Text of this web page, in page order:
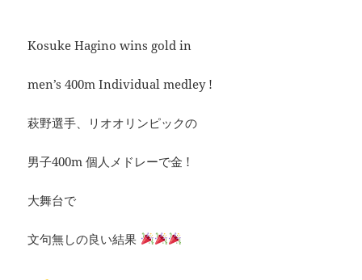
Kosuke Hagino wins gold in
men’s 400m Individual medley !
萩野選手、リオオリンピックの
男子400m 個人メドレーで金 !
大舞台で
文句無しの良い結果